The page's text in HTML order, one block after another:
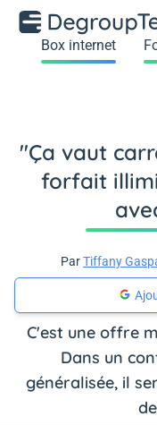
Box internet
"Ça vaut
forfait
ParTiffany
C'est une offre
Dans un
généralisée, il